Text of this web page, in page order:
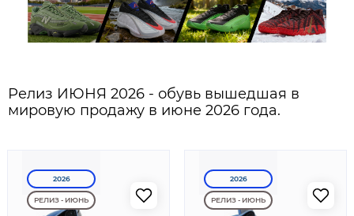
Релиз ИЮНЯ 2026 - обувь вышедшая в
мировую продажу в июне 2026 года.
2026
РЕЛИЗ - ИЮНЬ
2026
РЕЛИЗ - ИЮНЬ